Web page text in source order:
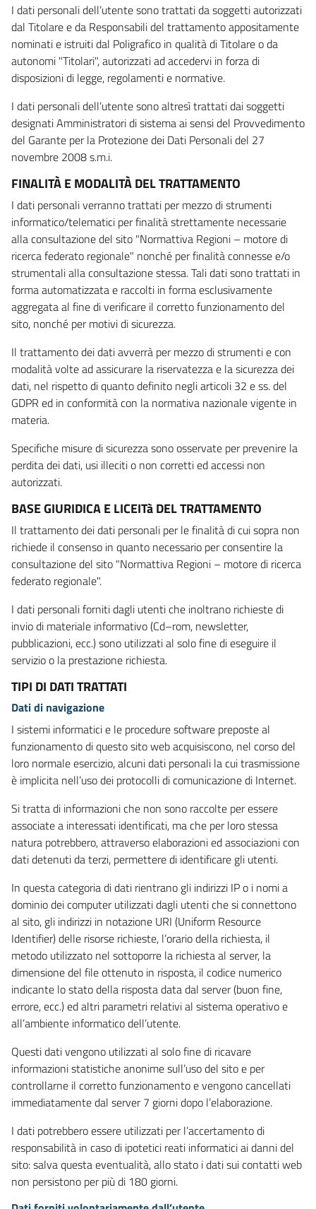
I dati personali dell’utente sono trattati da soggetti autorizzati
dal Titolare e da Responsabili del trattamento appositamente
nominati e istruiti dal Poligrafico in qualità di Titolare o da
autonomi "Titolari", autorizzati ad accedervi in forza di
disposizioni di legge, regolamenti e normative.
I dati personali dell’utente sono altresì trattati dai soggetti
designati Amministratori di sistema ai sensi del Provvedimento
del Garante per la Protezione dei Dati Personali del 27
novembre 2008 s.m.i.
FINALITÀ E MODALITÀ DEL TRATTAMENTO
I dati personali verranno trattati per mezzo di strumenti
informatico/telematici per finalità strettamente necessarie
alla consultazione del sito "Normattiva Regioni – motore di
ricerca federato regionale" nonché per finalità connesse e/o
strumentali alla consultazione stessa. Tali dati sono trattati in
forma automatizzata e raccolti in forma esclusivamente
aggregata al fine di verificare il corretto funzionamento del
sito, nonché per motivi di sicurezza.
Il trattamento dei dati avverrà per mezzo di strumenti e con
modalità volte ad assicurare la riservatezza e la sicurezza dei
dati, nel rispetto di quanto definito negli articoli 32 e ss. del
GDPR ed in conformità con la normativa nazionale vigente in
materia.
Specifiche misure di sicurezza sono osservate per prevenire la
perdita dei dati, usi illeciti o non corretti ed accessi non
autorizzati.
BASE GIURIDICA E LICEITà DEL TRATTAMENTO
Il trattamento dei dati personali per le finalità di cui sopra non
richiede il consenso in quanto necessario per consentire la
consultazione del sito "Normattiva Regioni – motore di ricerca
federato regionale".
I dati personali forniti dagli utenti che inoltrano richieste di
invio di materiale informativo (Cd–rom, newsletter,
pubblicazioni, ecc.) sono utilizzati al solo fine di eseguire il
servizio o la prestazione richiesta.
TIPI DI DATI TRATTATI
Dati di navigazione
I sistemi informatici e le procedure software preposte al
funzionamento di questo sito web acquisiscono, nel corso del
loro normale esercizio, alcuni dati personali la cui trasmissione
è implicita nell’uso dei protocolli di comunicazione di Internet.
Si tratta di informazioni che non sono raccolte per essere
associate a interessati identificati, ma che per loro stessa
natura potrebbero, attraverso elaborazioni ed associazioni con
dati detenuti da terzi, permettere di identificare gli utenti.
In questa categoria di dati rientrano gli indirizzi IP o i nomi a
dominio dei computer utilizzati dagli utenti che si connettono
al sito, gli indirizzi in notazione URI (Uniform Resource
Identifier) delle risorse richieste, l’orario della richiesta, il
metodo utilizzato nel sottoporre la richiesta al server, la
dimensione del file ottenuto in risposta, il codice numerico
indicante lo stato della risposta data dal server (buon fine,
errore, ecc.) ed altri parametri relativi al sistema operativo e
all’ambiente informatico dell’utente.
Questi dati vengono utilizzati al solo fine di ricavare
informazioni statistiche anonime sull’uso del sito e per
controllarne il corretto funzionamento e vengono cancellati
immediatamente dal server 7 giorni dopo l’elaborazione.
I dati potrebbero essere utilizzati per l’accertamento di
responsabilità in caso di ipotetici reati informatici ai danni del
sito: salva questa eventualità, allo stato i dati sui contatti web
non persistono per più di 180 giorni.